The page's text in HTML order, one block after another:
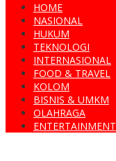
HOME
NASIONAL
HUKUM
TEKNOLOGI
INTERNASIONAL
FOOD & TRAVEL
KOLOM
BISNIS & UMKM
OLAHRAGA
ENTERTAINMENT